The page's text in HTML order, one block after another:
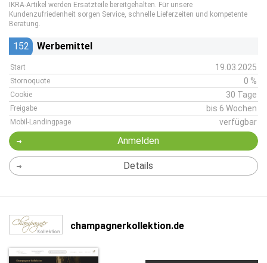
IKRA-Artikel werden Ersatzteile bereitgehalten. Für unsere
Kundenzufriedenheit sorgen Service, schnelle Lieferzeiten und kompetente
Beratung.
152 Werbemittel
Start 19.03.2025
Stornoquote 0 %
Cookie 30 Tage
Freigabe bis 6 Wochen
Mobil-Landingpage verfügbar
Anmelden
Details
champagnerkollektion.de